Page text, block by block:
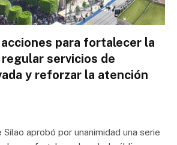
para fortalecer la
servicios de
y reforzar la atención
aprobó por unanimidad una serie